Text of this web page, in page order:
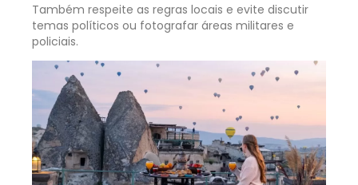
Também respeite as regras locais e evite discutir
temas políticos ou fotografar áreas militares e
policiais.